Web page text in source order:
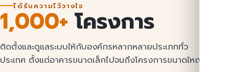
ได้รับความไว้วางใจ
1,000+ โครงการ
ติดตั้งและดูแลระบบให้กับองค์กรหลากหลายประเภททั่ว
ประเทศ ตั้งแต่อาคารขนาดเล็กไปจนถึงโครงการขนาดใหญ่